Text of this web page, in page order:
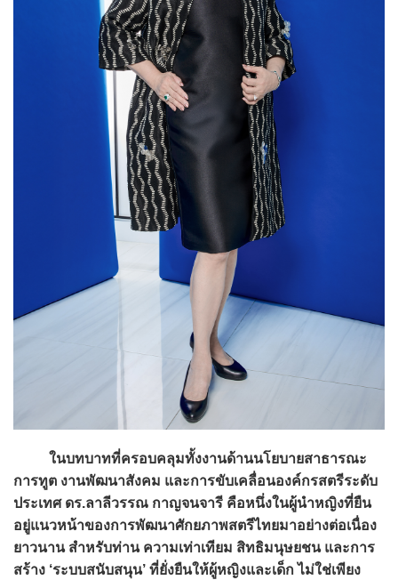
ในบทบาทที่ครอบคลุมทั้งงานด้านนโยบายสาธารณะ
การทูต งานพัฒนาสังคม และการขับเคลื่อนองค์กรสตรีระดับ
ประเทศ ดร.ลาลีวรรณ กาญจนจารี คือหนึ่งในผู้นำหญิงที่ยืน
อยู่แนวหน้าของการพัฒนาศักยภาพสตรีไทยมาอย่างต่อเนื่อง
ยาวนาน สำหรับท่าน ความเท่าเทียม สิทธิมนุษยชน และการ
สร้าง ‘ระบบสนับสนุน’ ที่ยั่งยืนให้ผู้หญิงและเด็ก ไม่ใช่เพียง